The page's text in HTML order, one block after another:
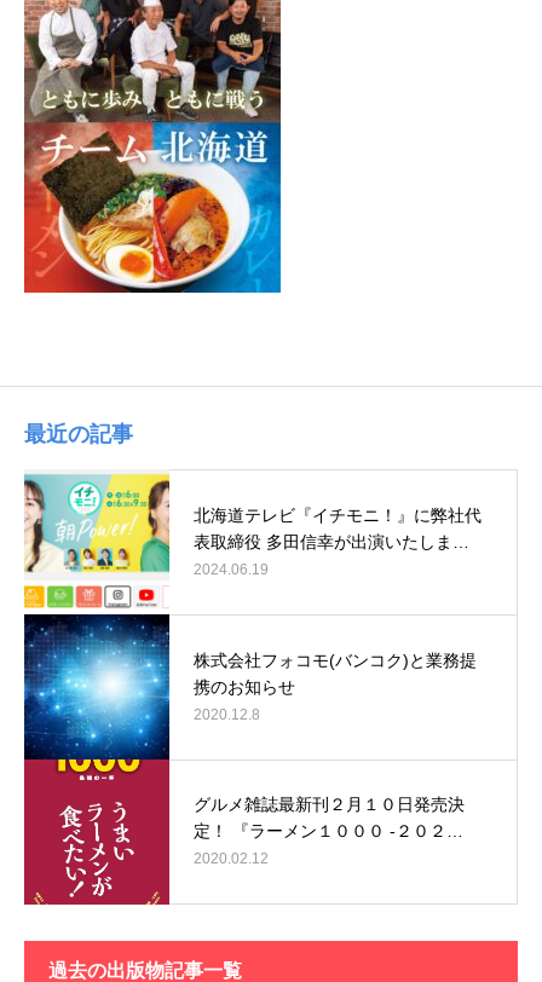
最近の記事
北海道テレビ『イチモニ！』に弊社代
表取締役 多田信幸が出演いたしま…
2024.06.19
株式会社フォコモ(バンコク)と業務提
携のお知らせ
2020.12.8
グルメ雑誌最新刊２月１０日発売決
定！ 『ラーメン１０００ -２０２…
2020.02.12
過去の出版物記事一覧